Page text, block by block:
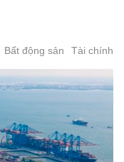
Bất động sản Tài chính